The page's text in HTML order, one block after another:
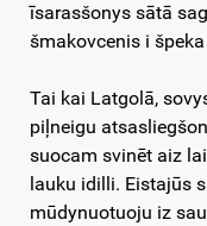
īsarasšonys sātā
šmakovcenis i
Tai kai Latgolā,
piļneigu
suocam svinēt aiz
lauku idilli. Eistajūs
mūdynuotuoju iz